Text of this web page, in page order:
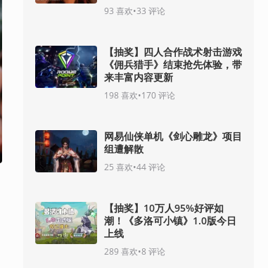
93 喜欢•33 评论
【抽奖】四人合作战术射击游戏
《佣兵猎手》结束抢先体验，带
来丰富内容更新
198 喜欢•170评论
网易仙侠单机《剑心雕龙》项目
组遭解散
25 喜欢•44评论
【抽奖】10万人95%好评如
潮！《多洛可小镇》1.0版今日
上线
289 喜欢•8 评论